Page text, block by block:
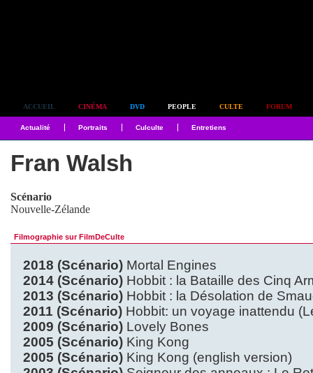
ACCUEIL CINÉMA DVD PEOPLE CULTE FORUM
Actualité Portraits Culculte Entretiens
Fran Walsh
Scénario
Nouvelle-Zélande
Filmographie sur FilmDeCulte
2018 (Scénario) Mortal Engines
2014 (Scénario) Hobbit : la Bataille des Cinq
2013 (Scénario) Hobbit : la Désolation de
2011 (Scénario) Hobbit: un voyage inattendu
2009 (Scénario) Lovely Bones
2005 (Scénario) King Kong
2005 (Scénario) King Kong (english version)